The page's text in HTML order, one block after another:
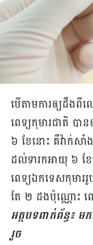
បើ​តាម​ការ​ឲ្យ​ដឹង​ពី​
ពេទ្យ​កុមារ​ជាតិ បា
៦ ខែ​នោះ គឺ​វ៉ាក់សាំ
ដល់​ទារក​អាយុ ៦ ខែ
ពេទ្យ​ឯកទេស​កុមារ​
តែ ២ ដង​ប៉ុណ្ណោះ
អត្ថបទពាក់ព័ន្ធ៖
រួច